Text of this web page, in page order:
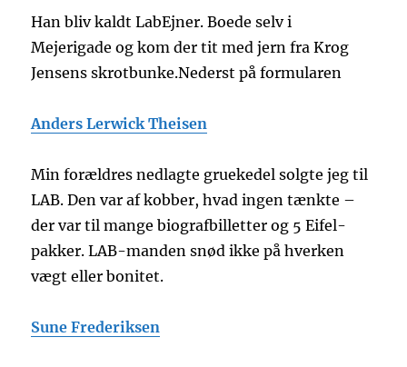
Han bliv kaldt LabEjner. Boede selv i
Mejerigade og kom der tit med jern fra Krog
Jensens skrotbunke.Nederst på formularen
Anders Lerwick Theisen
Min forældres nedlagte gruekedel solgte jeg til
LAB. Den var af kobber, hvad ingen tænkte –
der var til mange biografbilletter og 5 Eifel-
pakker. LAB-manden snød ikke på hverken
vægt eller bonitet.
Sune Frederiksen